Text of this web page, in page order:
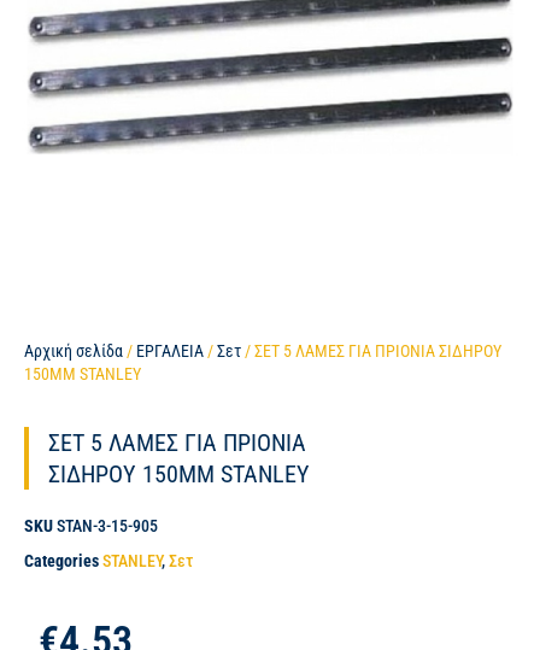
Αρχική σελίδα / ΕΡΓΑΛΕΙΑ /Σετ / ΣΕΤ 5 ΛΑΜΕΣ ΓΙΑ ΠΡΙΟΝΙΑ ΣΙΔΗΡΟΥ
150ΜΜ STANLEY
ΣΕΤ 5 ΛΑΜΕΣ ΓΙΑ ΠΡΙΟΝΙΑ
ΣΙΔΗΡΟΥ 150ΜΜ STANLEY
SKUSTAN-3-15-905
CategoriesSTANLEY,Σετ
€4.53